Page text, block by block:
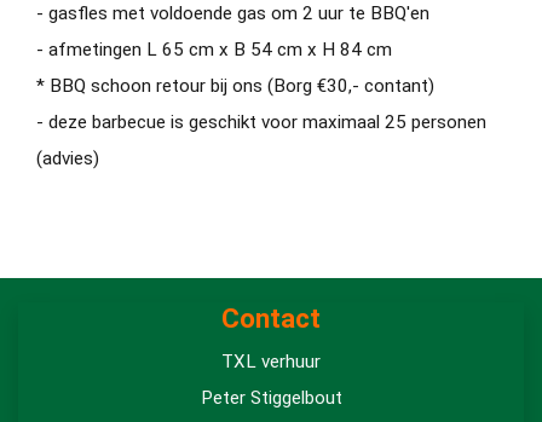
- gasfles met voldoende gas om 2 uur te BBQ'en
- afmetingen L 65 cm x B 54 cm x H 84 cm
* BBQ schoon retour bij ons (Borg €30,- contant)
- deze barbecue is geschikt voor maximaal 25 personen
(advies)
Contact
TXL verhuur
Peter Stiggelbout